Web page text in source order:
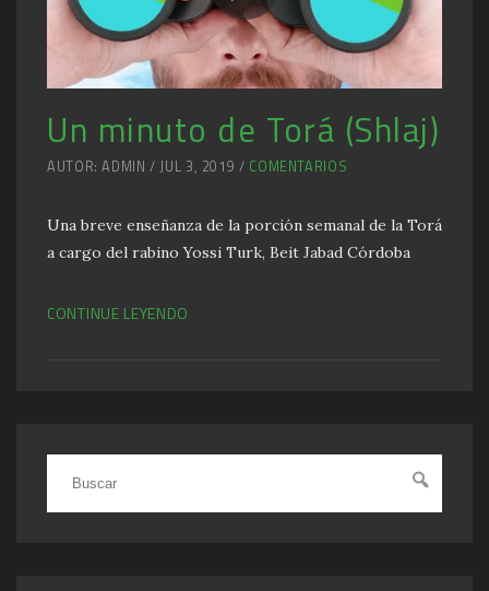
Un minuto de Torá (Shlaj)
AUTOR: ADMIN / JUL 3, 2019 / COMENTARIOS
Una breve enseñanza de la porción semanal de la Torá
a cargo del rabino Yossi Turk, Beit Jabad Córdoba
CONTINUE LEYENDO